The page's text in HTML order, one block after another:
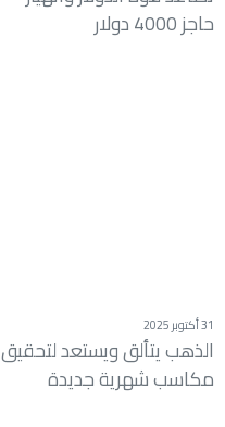
حاجز 4000 دولار
31 أكتوبر 2025
الذهب يتألق ويستعد لتحقيق
مكاسب شهرية جديدة